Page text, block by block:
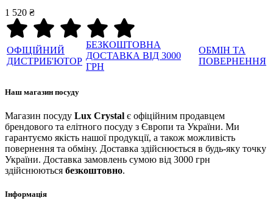
1 520 ₴
ОФІЦІЙНИЙ
ДИСТРИБ'ЮТОР
БЕЗКОШТОВНА
ДОСТАВКА ВІД 3000
ГРН
ОБМІН ТА
ПОВЕРНЕННЯ
Наш магазин посуду
Магазин посуду Lux Crystal є офіційним продавцем
брендового та елітного посуду з Європи та України. Ми
гарантуємо якість нашої продукції, а також можливість
повернення та обміну. Доставка здійснюється в будь-яку точку
України. Доставка замовлень сумою від 3000 грн
здійснюються безкоштовно.
Інформація